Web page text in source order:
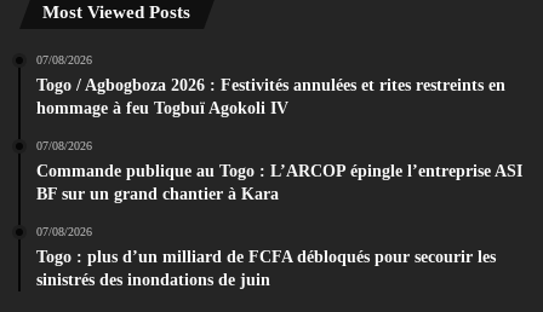
Most Viewed Posts
07/08/2026
Togo / Agbogboza 2026 : Festivités annulées et rites restreints en
hommage à feu Togbuï Agokoli IV
07/08/2026
Commande publique au Togo : L’ARCOP épingle l’entreprise ASI
BF sur un grand chantier à Kara
07/08/2026
Togo : plus d’un milliard de FCFA débloqués pour secourir les
sinistrés des inondations de juin